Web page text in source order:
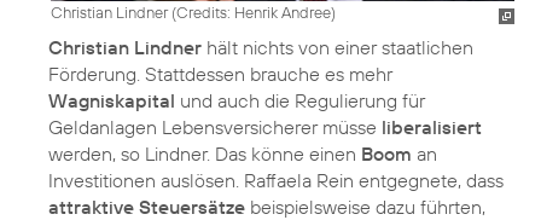
Christian Lindner (Credits: Henrik Andree)
Christian Lindner hält nichts von einer staatlichen
Förderung. Stattdessen brauche es mehr
Wagniskapital und auch die Regulierung für
Geldanlagen Lebensversicherer müsse liberalisiert
werden, so Lindner. Das könne einen Boom an
Investitionen auslösen. Raffaela Rein entgegnete, dass
attraktive Steuersätze beispielsweise dazu führten,